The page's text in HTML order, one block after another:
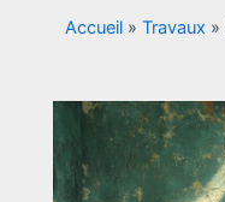
Accueil » Travaux »